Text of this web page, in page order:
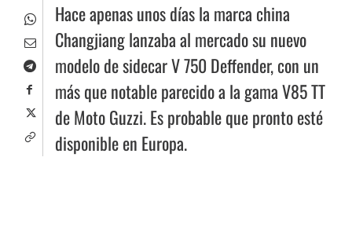
Hace apenas unos días la marca china
Changjiang lanzaba al mercado su nuevo
modelo de sidecar V 750 Deffender, con un
más que notable parecido a la gama V85 TT
de Moto Guzzi. Es probable que pronto esté
disponible en Europa.